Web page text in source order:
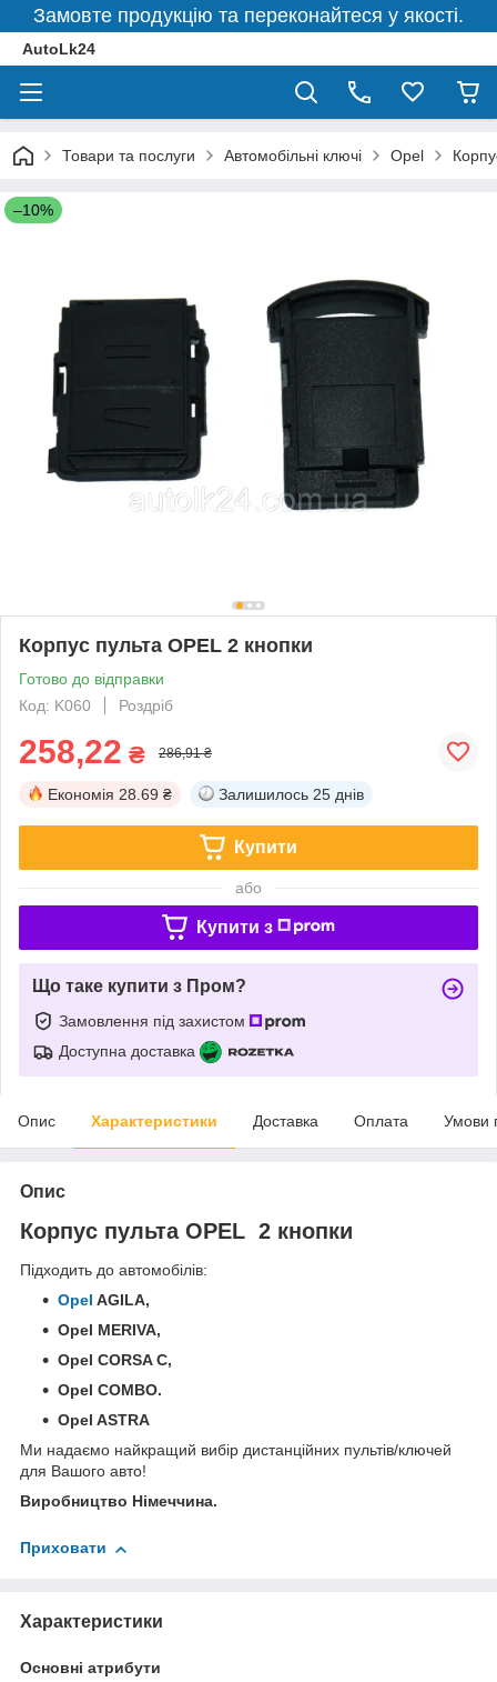
Замовте продукцію та переконайтеся у якості.
AutoLk24
Товари та послуги Автомобільні ключі Opel
–10%
Корпус пульта OPEL 2 кнопки
Готово до відправки
Код: K060
Роздріб
258,22 ₴ 286,91 ₴
Економія 28.69 ₴ Залишилось 25 днів
Купити
або
Купити з
Що таке купити з Пром?
Замовлення під захистом
Доступна доставка
Опис Характеристики Доставка Оплата Умови
Опис
Корпус пульта OPEL 2 кнопки
Підходить до автомобілів:
Opel AGILA,
Opel MERIVA,
Opel CORSA C,
Opel COMBO.
Opel ASTRA
Ми надаємо найкращий вибір дистанційних пультів/ключей
для Вашого авто!
Виробництво Німеччина.
Приховати
Характеристики
Основні атрибути